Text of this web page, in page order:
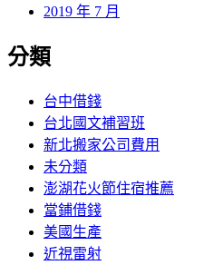
2019 年 7 月
分類
台中借錢
台北國文補習班
新北搬家公司費用
未分類
澎湖花火節住宿推薦
當鋪借錢
美國生產
近視雷射